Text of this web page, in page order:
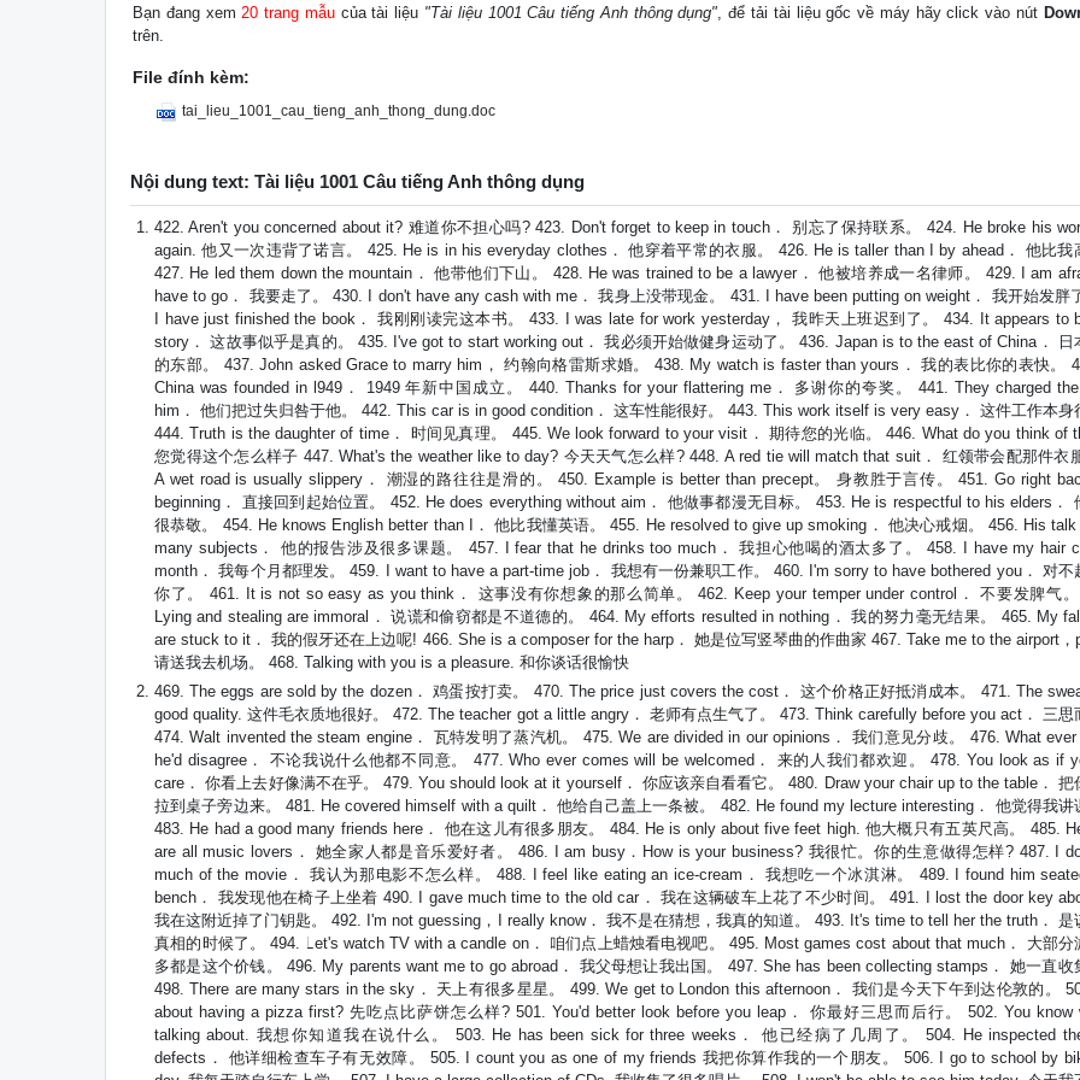
Bạn đang xem20 trang mẫucủa tài liệu "Tài liệu 1001 Câu tiếng Anh thông dụng", để tải tài liệu gốc về máy hãy click vào nút
trên.
File đính kèm:
tai_lieu_1001_cau_tieng_anh_thong_dung.doc
Nội dung text: Tài liệu 1001 Câu tiếng Anh thông dụng
422. Aren't you concerned about it? 难道你不担心吗? 423. Don't forget to keep in touch． 别忘了保持联系。 424. He broke his
again. 他又一次违背了诺言。 425. He is in his everyday clothes． 他穿着平常的衣服。 426. He is taller than I by ahead． 他比我
427. He led them down the mountain． 他带他们下山。 428. He was trained to be a lawyer． 他被培养成一名律师。 429. I am
have to go． 我要走了。 430. I don't have any cash with me． 我身上没带现金。 431. I have been putting on weight． 我开始发胖
I have just finished the book． 我刚刚读完这本书。 433. I was late for work yesterday， 我昨天上班迟到了。 434. It appears to
story． 这故事似乎是真的。 435. I've got to start working out． 我必须开始做健身运动了。 436. Japan is to the east of China． 日
的东部。 437. John asked Grace to marry him， 约翰向格雷斯求婚。 438. My watch is faster than yours． 我的表比你的表快。
China was founded in l949． 1949 年新中国成立。 440. Thanks for your flattering me． 多谢你的夸奖。 441. They charged
him． 他们把过失归咎于他。 442. This car is in good condition． 这车性能很好。 443. This work itself is very easy． 这件工作本身
444. Truth is the daughter of time． 时间见真理。 445. We look forward to your visit． 期待您的光临。 446. What do you think of
您觉得这个怎么样子 447. What's the weather like to day? 今天天气怎么样? 448. A red tie will match that suit． 红领带会配那件衣
A wet road is usually slippery． 潮湿的路往往是滑的。 450. Example is better than precept。 身教胜于言传。 451. Go right
beginning． 直接回到起始位置。 452. He does everything without aim． 他做事都漫无目标。 453. He is respectful to his elders．
很恭敬。 454. He knows English better than I． 他比我懂英语。 455. He resolved to give up smoking． 他决心戒烟。 456. His
many subjects． 他的报告涉及很多课题。 457. I fear that he drinks too much． 我担心他喝的酒太多了。 458. I have my hair
month． 我每个月都理发。 459. I want to have a part-time job． 我想有一份兼职工作。 460. I'm sorry to have bothered you． 对不
你了。 461. It is not so easy as you think． 这事没有你想象的那么简单。 462. Keep your temper under control． 不要发脾气
Lying and stealing are immoral． 说谎和偷窃都是不道德的。 464. My efforts resulted in nothing． 我的努力毫无结果。 465. My
are stuck to it． 我的假牙还在上边呢! 466. She is a composer for the harp． 她是位写竖琴曲的作曲家 467. Take me to the airport，
请送我去机场。 468. Talking with you is a pleasure. 和你谈话很愉快
469. The eggs are sold by the dozen． 鸡蛋按打卖。 470. The price just covers the cost． 这个价格正好抵消成本。 471. The
good quality. 这件毛衣质地很好。 472. The teacher got a little angry． 老师有点生气了。 473. Think carefully before you act． 三思
474. Walt invented the steam engine． 瓦特发明了蒸汽机。 475. We are divided in our opinions． 我们意见分歧。 476. What
he'd disagree． 不论我说什么他都不同意。 477. Who ever comes will be welcomed． 来的人我们都欢迎。 478. You look as if
care． 你看上去好像满不在乎。 479. You should look at it yourself． 你应该亲自看看它。 480. Draw your chair up to the table． 把
拉到桌子旁边来。 481. He covered himself with a quilt． 他给自己盖上一条被。 482. He found my lecture interesting． 他觉得我讲
483. He had a good many friends here． 他在这儿有很多朋友。 484. He is only about five feet high. 他大概只有五英尺高。 485.
are all music lovers． 她全家人都是音乐爱好者。 486. I am busy．How is your business? 我很忙。你的生意做得怎样? 487. I
much of the movie． 我认为那电影不怎么样。 488. I feel like eating an ice-cream． 我想吃一个冰淇淋。 489. I found him
bench． 我发现他在椅子上坐着 490. I gave much time to the old car． 我在这辆破车上花了不少时间。 491. I lost the door key
我在这附近掉了门钥匙。 492. I'm not guessing，I really know． 我不是在猜想，我真的知道。 493. It's time to tell her the truth． 是
真相的时候了。 494. Let's watch TV with a candle on． 咱们点上蜡烛看电视吧。 495. Most games cost about that much． 大部分
多都是这个价钱。 496. My parents want me to go abroad． 我父母想让我出国。 497. She has been collecting stamps． 她一直收
498. There are many stars in the sky． 天上有很多星星。 499. We get to London this afternoon． 我们是今天下午到达伦敦的。
about having a pizza first? 先吃点比萨饼怎么样? 501. You'd better look before you leap． 你最好三思而后行。 502. You know
talking about. 我想你知道我在说什么。 503. He has been sick for three weeks． 他已经病了几周了。 504. He inspected
defects． 他详细检查车子有无效障。 505. I count you as one of my friends 我把你算作我的一个朋友。 506. I go to school by